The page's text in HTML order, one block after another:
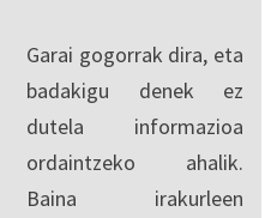
Garai gogorrak dira, eta
badakigu denek ez
dutela informazioa
ordaintzeko ahalik.
Baina irakurleen